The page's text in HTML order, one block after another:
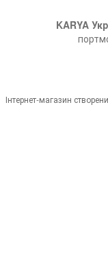
KARYA
Інтернет-магазин